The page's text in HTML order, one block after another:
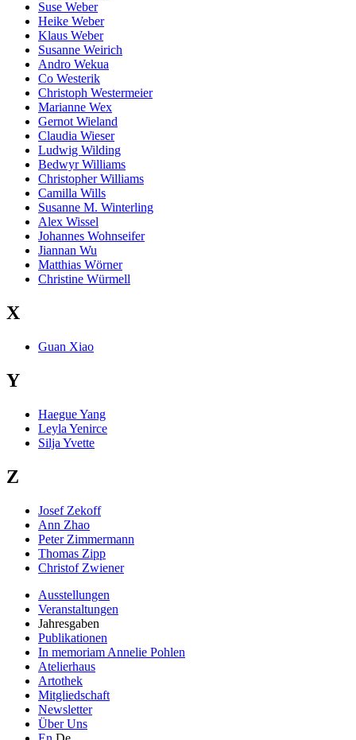
Suse Weber
Heike Weber
Klaus Weber
Susanne Weirich
Andro Wekua
Co Westerik
Christoph Westermeier
Marianne Wex
Gernot Wieland
Claudia Wieser
Ludwig Wilding
Bedwyr Williams
Christopher Williams
Camilla Wills
Susanne M. Winterling
Alex Wissel
Johannes Wohnseifer
Jiannan Wu
Matthias Wörner
Christine Würmell
X
Guan Xiao
Y
Haegue Yang
Leyla Yenirce
Silja Yvette
Z
Josef Zekoff
Ann Zhao
Peter Zimmermann
Thomas Zipp
Christof Zwiener
Ausstellungen
Veranstaltungen
Jahresgaben
Publikationen
In memoriam Annelie Pohlen
Atelierhaus
Artothek
Mitgliedschaft
Newsletter
Über Uns